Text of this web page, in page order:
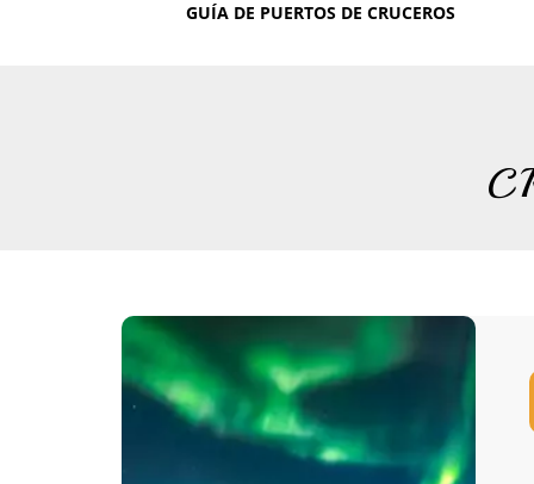
GUÍA DE PUERTOS DE CRUCEROS